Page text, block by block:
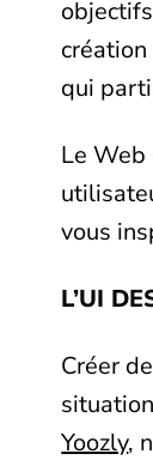
qui
Le Web
vous
L’UI
Créer
Yoozly,